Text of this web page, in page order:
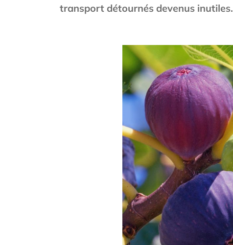
transport détournés devenus inutiles.